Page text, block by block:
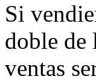
Si
doble de
ventas